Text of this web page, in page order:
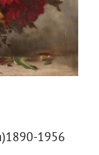
1956